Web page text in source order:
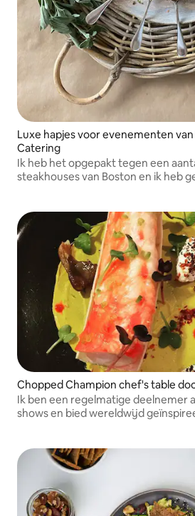
Luxe hapjes voor evenementen
Catering
Ik heb het opgepakt tegen een
steakhouses van Boston en ik heb
Chopped Champion chef's table
Ik ben een regelmatige deelnemer
shows en bied wereldwijd